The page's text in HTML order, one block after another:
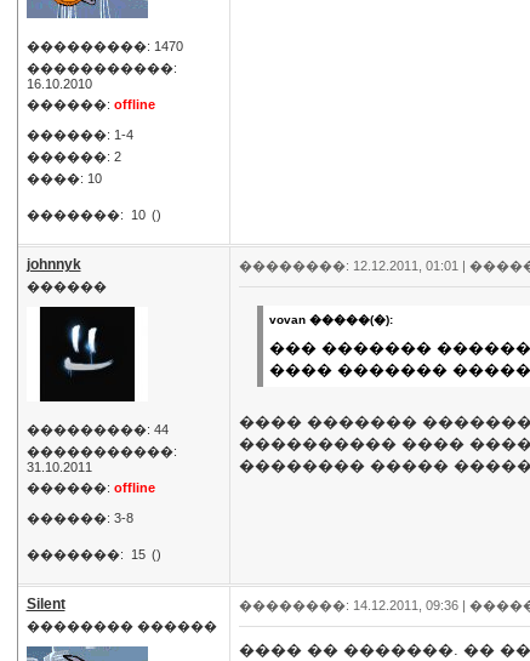
���������: 1470
�����������:
16.10.2010
������: offline
������: 1-4
������: 2
����: 10
�������: 10 ()
johnnyk
������
���������: 44
�����������:
31.10.2011
������: offline
������: 3-8
�������: 15 ()
��������: 12.12.2011, 01:01 |
vovan �����(�):
��� �������
���� �������
���� �������
���������� ����
�������� �����
Silent
�������� ������
��������: 14.12.2011, 09:36 |
���� �� �������. ��